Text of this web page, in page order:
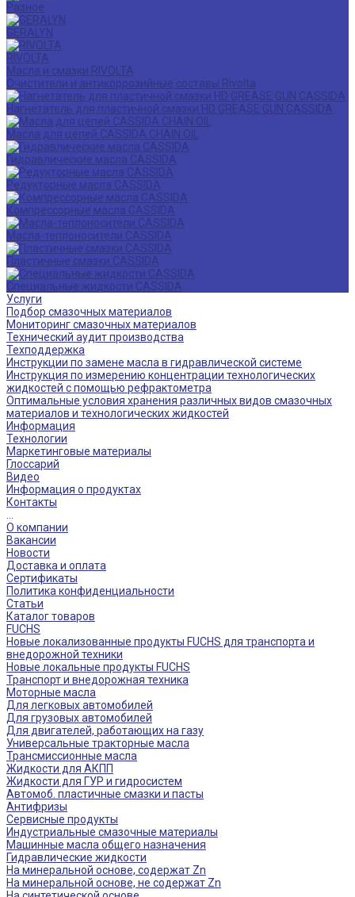
Разное
GERALYN
RIVOLTA
Масла и смазки RIVOLTA
Очистители и антикоррозийные составы Rivolta
Нагнетатель для пластичной смазки HD GREASE GUN CASSIDA
Масла для цепей CASSIDA CHAIN OIL
Гидравлические масла CASSIDA
Редукторные масла CASSIDA
Компрессорные масла CASSIDA
Масла-теплоносители CASSIDA
Пластичные смазки CASSIDA
Специальные жидкости CASSIDA
Услуги
Подбор смазочных материалов
Мониторинг смазочных материалов
Технический аудит производства
Техподдержка
Инструкции по замене масла в гидравлической системе
Инструкция по измерению концентрации технологических
жидкостей с помощью рефрактометра
Оптимальные условия хранения различных видов смазочных
материалов и технологических жидкостей
Информация
Технологии
Маркетинговые материалы
Глоссарий
Видео
Информация о продуктах
Контакты
О компании
Вакансии
Новости
Доставка и оплата
Сертификаты
Политика конфиденциальности
Статьи
Каталог товаров
FUCHS
Новые локализованные продукты FUCHS для транспорта и
внедорожной техники
Новые локальные продукты FUCHS
Транспорт и внедорожная техника
Моторные масла
Для легковых автомобилей
Для грузовых автомобилей
Для двигателей, работающих на газу
Универсальные тракторные масла
Трансмиссионные масла
Жидкости для АКПП
Жидкости для ГУР и гидросистем
Автомоб. пластичные смазки и пасты
Антифризы
Сервисные продукты
Индустриальные смазочные материалы
Машинные масла общего назначения
Гидравлические жидкости
На минеральной основе, содержат Zn
На минеральной основе, не содержат Zn